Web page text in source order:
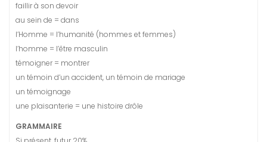
faillir à son devoir
au sein de = dans
l’Homme = l’humanité (hommes et femmes)
l’homme = l’être masculin
témoigner = montrer
un témoin d’un accident, un témoin de mariage
un témoignage
une plaisanterie = une histoire drôle
GRAMMAIRE